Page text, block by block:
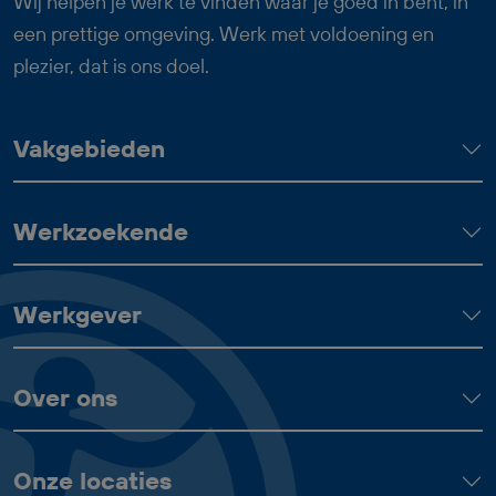
heeft, nauwkeurig werkt en graag
onderdeel wil zijn van een betrokken
een prettige omgeving. Werk met voldoening en
plezier, dat is ons doel.
Vakgebieden
Werkzoekende
Werkgever
Over ons
Onze locaties